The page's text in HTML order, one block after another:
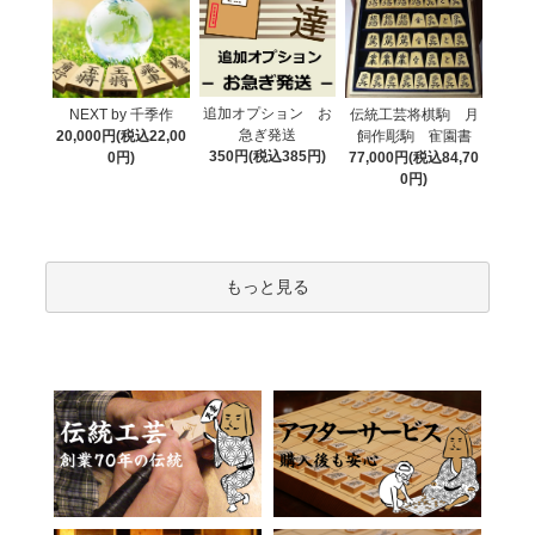
NEXT by 千季作
20,000円(税込22,00
0円)
追加オプション お
急ぎ発送
350円(税込385円)
伝統工芸将棋駒 月
飼作彫駒 寉園書
77,000円(税込84,70
0円)
もっと見る